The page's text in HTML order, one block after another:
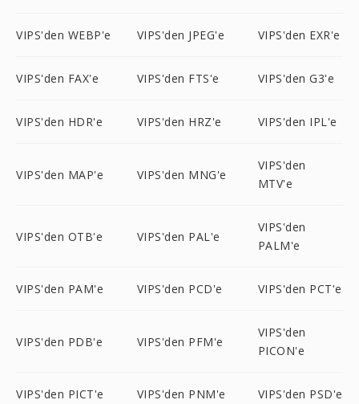
VIPS'den WEBP'e VIPS'den JPEG'e VIPS'den EXR'e
VIPS'den FAX'e VIPS'den FTS'e VIPS'den G3'e
VIPS'den HDR'e VIPS'den HRZ'e VIPS'den IPL'e
VIPS'den MAP'e VIPS'den MNG'e
VIPS'den
MTV'e
VIPS'den OTB'e VIPS'den PAL'e
VIPS'den
PALM'e
VIPS'den PAM'e VIPS'den PCD'e VIPS'den PCT'e
VIPS'den PDB'e VIPS'den PFM'e
VIPS'den
PICON'e
VIPS'den PICT'e VIPS'den PNM'e VIPS'den PSD'e